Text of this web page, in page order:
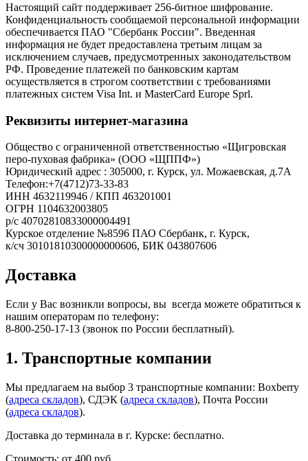
Настоящий сайт поддерживает 256-битное шифрование.
Конфиденциальность сообщаемой персональной информации
обеспечивается ПАО "Сбербанк России". Введенная
информация не будет предоставлена третьим лицам за
исключением случаев, предусмотренных законодательством
РФ. Проведение платежей по банковским картам
осуществляется в строгом соответствии с требованиями
платежных систем Visa Int. и MasterCard Europe Sprl.
Реквизиты интернет-магазина
Общество с ограниченной ответственностью «Щигровская
перо-пуховая фабрика» (ООО «ЩППФ»)
Юридический адрес : 305000, г. Курск, ул. Можаевская, д.7А
Телефон:+7(4712)73-33-83
ИНН 4632119946 / КПП 463201001
ОГРН 1104632003805
р/с 40702810833000004491
Курское отделение №8596 ПАО Сбербанк, г. Курск,
​к/сч 30101810300000000606, БИК 043807606
Доставка
Если у Вас возникли вопросы, вы всегда можете обратиться к
нашим операторам по телефону:
8-800-250-17-13 (звонок по России бесплатный).
1. Транспортные компании
Мы предлагаем на выбор 3 транспортные компании: Boxberry
(адреса складов), СДЭК (адреса складов), Почта России
(адреса складов).
Доставка до терминала в г. Курске: бесплатно.​
Стоимость: от 400 руб.